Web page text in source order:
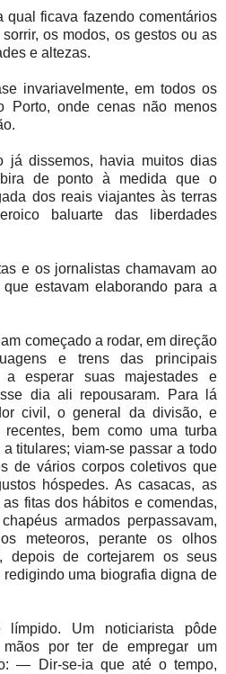
qual ficava fazendo comentários
os modos, os gestos ou as
e altezas.
invariavelmente, em todos os
Porto, onde cenas não menos
já dissemos, havia muitos dias
de ponto à medida que o
dos reais viajantes às terras
baluarte das liberdades
e os jornalistas chamavam ao
estavam elaborando para a
começado a rodar, em direção
e trens das principais
a esperar suas majestades e
dia ali repousaram. Para lá
civil, o general da divisão, e
bem como uma turba
titulares; viam-se passar a todo
de vários corpos coletivos que
hóspedes. As casacas, as
fitas dos hábitos e comendas,
armados perpassavam,
meteoros, perante os olhos
depois de cortejarem os seus
uma biografia digna de
Um noticiarista pôde
mãos por ter de empregar um
— Dir-se-ia que até o tempo,